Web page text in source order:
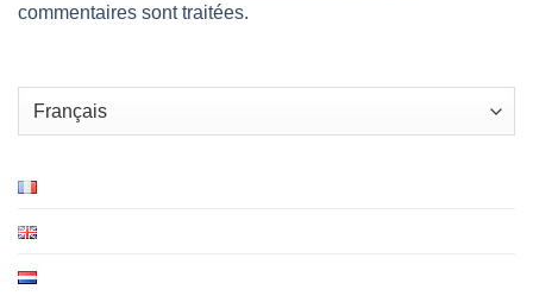
commentaires sont traitées.
Choisir